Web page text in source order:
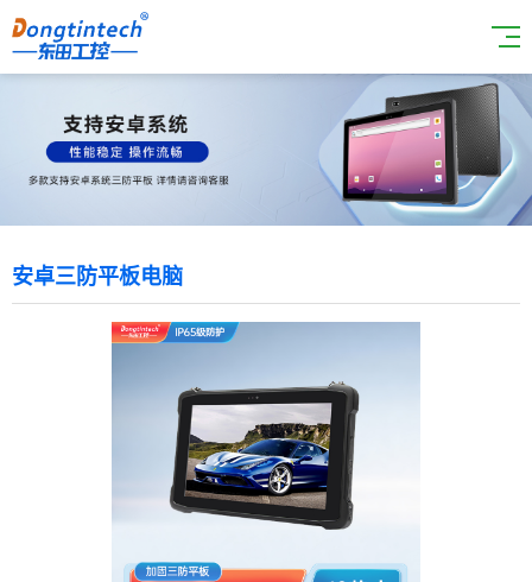
安卓三防平板电脑